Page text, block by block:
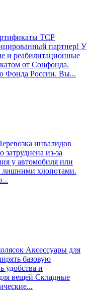
ТСР
партнер! У
и реабилитационные
от Соцфонда.
Фонда России. Вы...
инвалидов
затруднена из-за
у автомобиля или
лишними хлопотами.
Аксессуары для
базовую
удобства и
вещей Складные